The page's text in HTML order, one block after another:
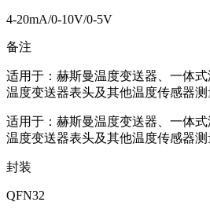
4-20mA/0-10V/0-5V
备注
适用于：赫斯曼温度变送器、一体式
温度变送器表头及其他温度传感器测
适用于：赫斯曼温度变送器、一体式
温度变送器表头及其他温度传感器测
封装
QFN32